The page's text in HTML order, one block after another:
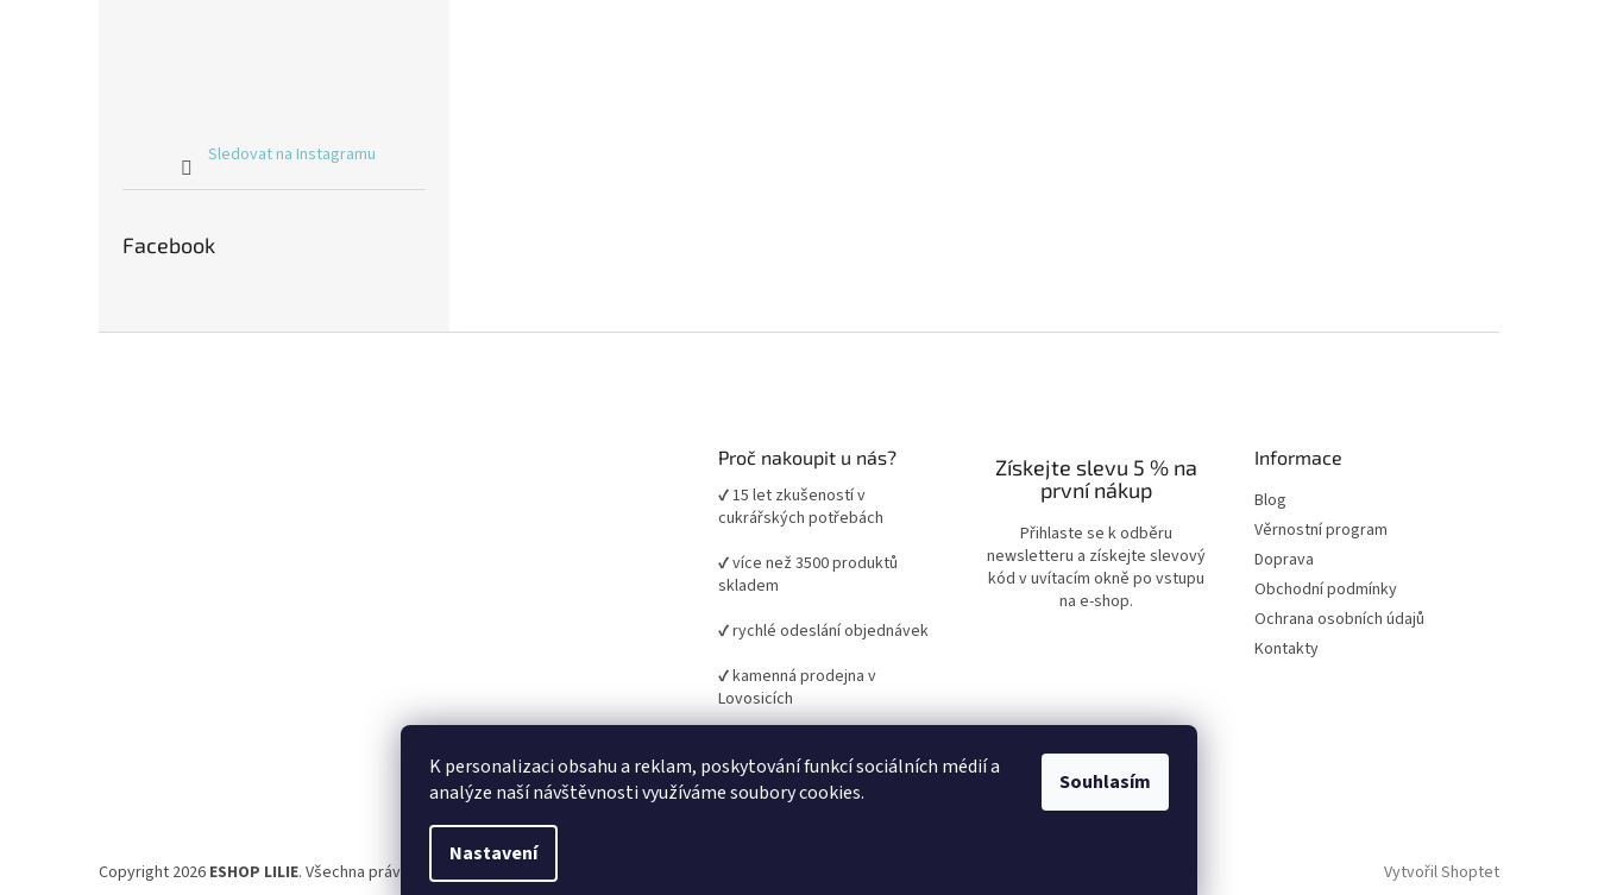
K personalizaci obsahu a reklam, poskytování funkcí sociálních médií a
analýze naší návštěvnosti využíváme soubory cookies.
Nastavení
Souhlasím
Sledovat na Instagramu
Facebook
Proč nakoupit u nás?
✔ 15 let zkušeností v
cukrářských potřebách
✔ více než 3500 produktů
skladem
✔ rychlé odeslání objednávek
✔ kamenná prodejna v
Lovosicích
pro domácí i profesionální
pečení
Získejte slevu 5 % na
první nákup
Přihlaste se k odběru
newsletteru a získejte slevový
kód v uvítacím okně po vstupu
na e-shop.
Informace
Blog
Věrnostní program
Doprava
Obchodní podmínky
Ochrana osobních údajů
Kontakty
Vytvořil Shoptet
Copyright 2026 ESHOP LILIE. Všechna práva vyhrazena. Upravit nastavení cookies